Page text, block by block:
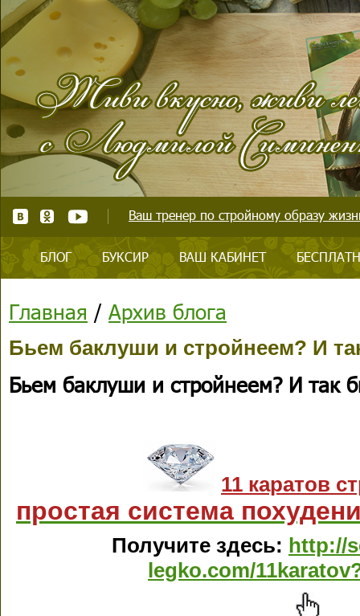
Ваш тренер по стройному образу
БЛОГ БУКСИР ВАШ КАБИНЕТ
Главная / Архив блога
Бьем баклуши и стройнеем? И
Бьем баклуши и стройнеем? И так
11 каратов
простая система
Получите здесь: http://
legko.com/